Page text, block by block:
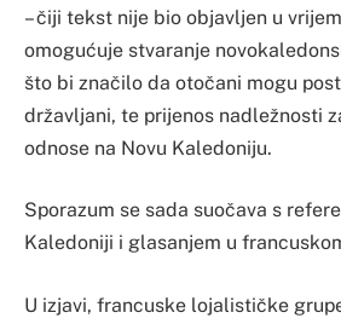
– čiji tekst nije bio objavljen u
omogućuje stvaranje
što bi značilo da otočani mogu
državljani, te prijenos nadležnosti
odnose na Novu Kaledoniju.
Sporazum se sada suočava s
Kaledoniji i glasanjem u
U izjavi, francuske lojalističke